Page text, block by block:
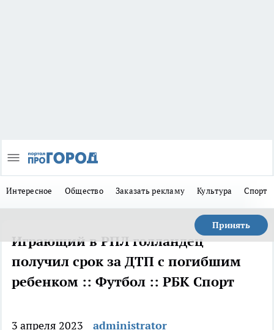
Интересное Общество Заказать рекламу Культура Спорт
Принять
Играющий в РПЛ голландец
получил срок за ДТП с погибшим
ребенком :: Футбол :: РБК Спорт
3 апреля 2023
administrator